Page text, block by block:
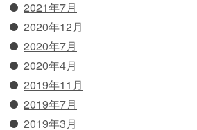
2021年7月
2020年12月
2020年7月
2020年4月
2019年11月
2019年7月
2019年3月